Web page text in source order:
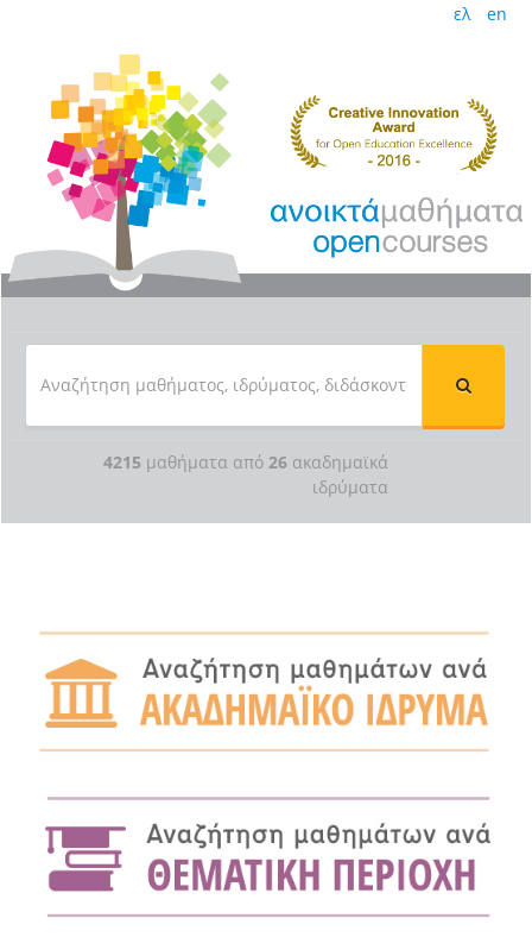
ελ en
4215 μαθήματα από 26 ακαδημαϊκά
ιδρύματα